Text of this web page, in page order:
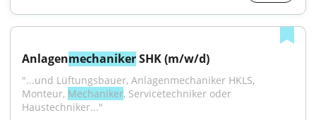
Anlagenmechaniker SHK (m/w/d)
"...und Lüftungsbauer, Anlagenmechaniker HKLS,
Monteur, Mechaniker, Servicetechniker oder
Haustechniker..."